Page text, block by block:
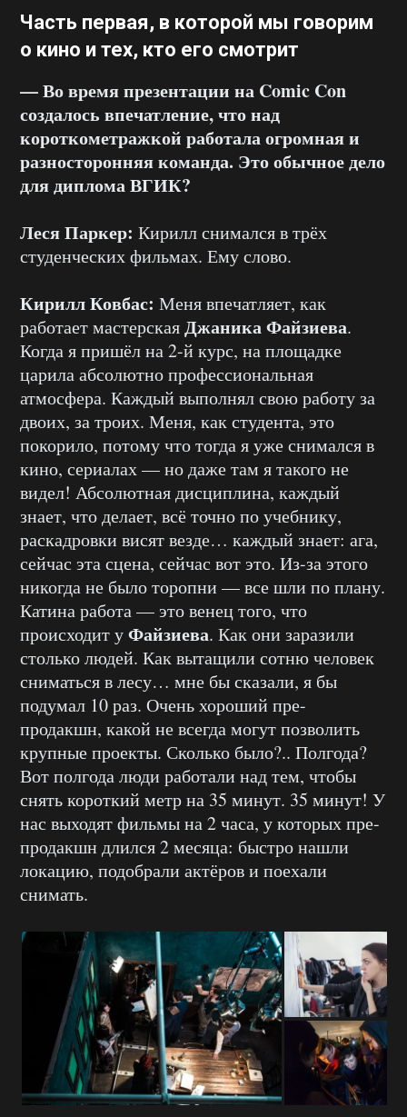
Часть первая, в которой мы говорим
о кино и тех, кто его смотрит
— Во время презентации на Comic Con
создалось впечатление, что над
короткометражкой работала огромная и
разносторонняя команда. Это обычное дело
для диплома ВГИК?
Леся Паркер: Кирилл снимался в трёх
студенческих фильмах. Ему слово.
Кирилл Ковбас: Меня впечатляет, как
работает мастерскаяДжаника Файзиева.
Когда я пришёл на 2-й курс, на площадке
царила абсолютно профессиональная
атмосфера. Каждый выполнял свою работу за
двоих, за троих. Меня, как студента, это
покорило, потому что тогда я уже снимался в
кино, сериалах — но даже там я такого не
видел! Абсолютная дисциплина, каждый
знает, что делает, всё точно по учебнику,
раскадровки висят везде… каждый знает: ага,
сейчас эта сцена, сейчас вот это. Из-за этого
никогда не было торопни — все шли по плану.
Катина работа — это венец того, что
происходит уФайзиева. Как они заразили
столько людей. Как вытащили сотню человек
сниматься в лесу… мне бы сказали, я бы
подумал 10 раз. Очень хороший пре-
продакшн, какой не всегда могут позволить
крупные проекты. Сколько было?.. Полгода?
Вот полгода люди работали над тем, чтобы
снять короткий метр на 35 минут. 35 минут! У
нас выходят фильмы на 2 часа, у которых пре-
продакшн длился 2 месяца: быстро нашли
локацию, подобрали актёров и поехали
снимать.